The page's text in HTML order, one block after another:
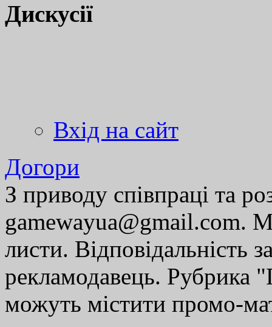
Дискусії
Вхід на сайт
Догори
З приводу співпраці та
gamewayua@gmail.com.
листи. Відповідальність
рекламодавець. Рубрика
можуть містити промо-